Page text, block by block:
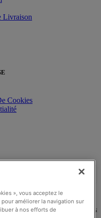
Livraison
Cookies
Registered in the
», vous acceptez le
améliorer la navigation sur
à nos efforts de